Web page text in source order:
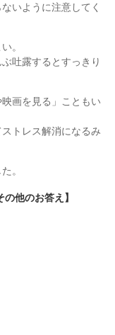
いように注意してく
。
吐露するとすっきり
画を見る」こともい
トレス解消になるみ
。
他のお答え】